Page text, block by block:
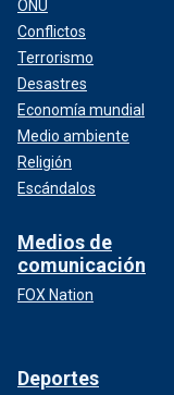
ONU
Conflictos
Terrorismo
Desastres
Economía mundial
Medio ambiente
Religión
Escándalos
Medios de
comunicación
FOX Nation
Deportes